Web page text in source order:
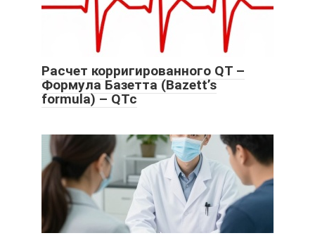
Расчет корригированного QT –
Формула Базетта (Bazett’s
formula) – QTc